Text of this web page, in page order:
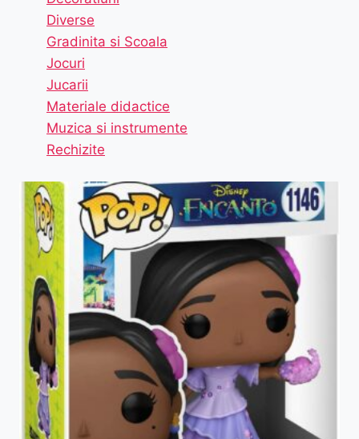
Diverse
Gradinita si Scoala
Jocuri
Jucarii
Materiale didactice
Muzica si instrumente
Rechizite